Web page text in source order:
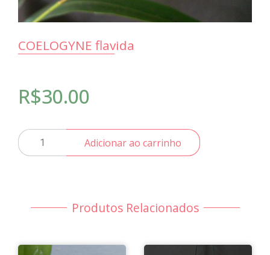
COELOGYNE flavida
R$30.00
COELOGYNE
flavida
Adicionar ao carrinho
Produtos Relacionados